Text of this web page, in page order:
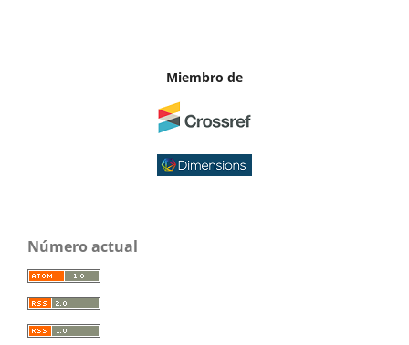
Miembro de
Número actual